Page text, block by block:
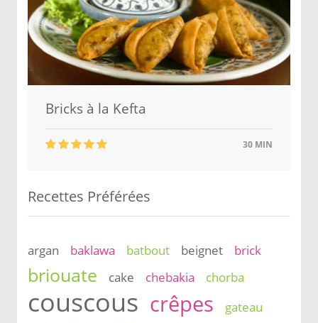
Bricks à la Kefta
30 MIN
Recettes Préférées
argan baklawa batbout beignet brick
briouate cake chebakia chorba
couscous crêpes
gateau